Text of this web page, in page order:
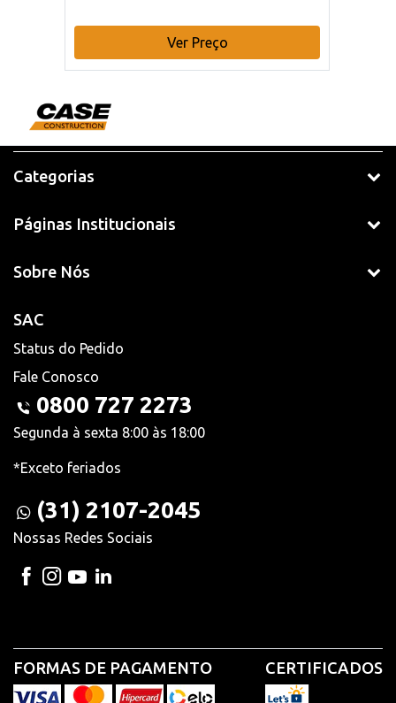
Ver Preço
Categorias
Páginas Institucionais
Sobre Nós
SAC
Status do Pedido
Fale Conosco
0800 727 2273
Segunda à sexta 8:00 às 18:00
*Exceto feriados
(31) 2107-2045
Nossas Redes Sociais
FORMAS DE PAGAMENTO CERTIFICADOS